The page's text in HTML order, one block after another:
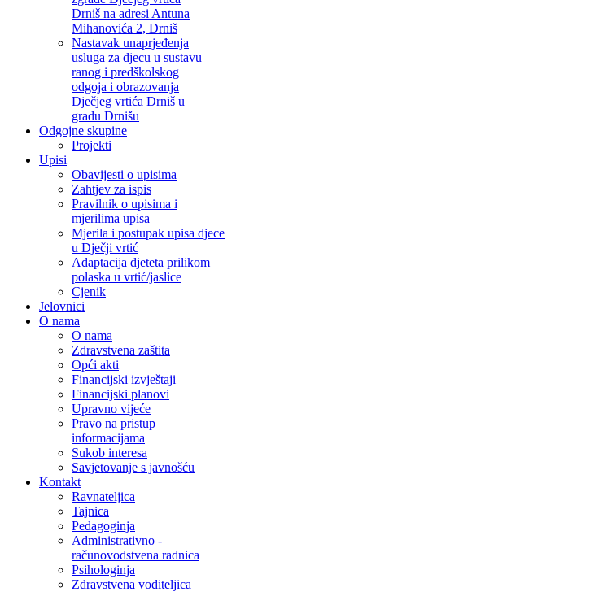
Drniš na adresi Antuna
Mihanovića 2, Drniš
Nastavak unaprjeđenja
usluga za djecu u sustavu
ranog i predškolskog
odgoja i obrazovanja
Dječjeg vrtića Drniš u
gradu Drnišu
Odgojne skupine
Projekti
Upisi
Obavijesti o upisima
Zahtjev za ispis
Pravilnik o upisima i
mjerilima upisa
Mjerila i postupak upisa djece
u Dječji vrtić
Adaptacija djeteta prilikom
polaska u vrtić/jaslice
Cjenik
Jelovnici
O nama
O nama
Zdravstvena zaštita
Opći akti
Financijski izvještaji
Financijski planovi
Upravno vijeće
Pravo na pristup
informacijama
Sukob interesa
Savjetovanje s javnošću
Kontakt
Ravnateljica
Tajnica
Pedagoginja
Administrativno -
računovodstvena radnica
Psihologinja
Zdravstvena voditeljica